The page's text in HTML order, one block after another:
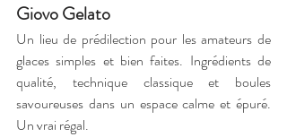
Giovo Gelato
Un lieu de prédilection pour les amateurs de
glaces simples et bien faites. Ingrédients de
qualité, technique classique et boules
savoureuses dans un espace calme et épuré.
Un vrai régal.